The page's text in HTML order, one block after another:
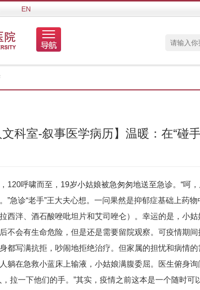
EN
文科室-叙事医学病历】温暖：在“碰
120呼啸而至，19岁小姑娘被急匆匆地送至急诊。“呵
”急诊“老手”王大夫心想。一问果然是抑郁症基础上药
西泮、酒石酸唑吡坦片和艾司唑仑）。幸运的是，小
不会有生命危险，但是还是需要留院观察。可疫情期
都写满抗拒，吵闹地拒绝治疗。但家属的担忧和病情
躺在急救小蓝床上输液，小姑娘满腹委屈。医生俯身
，拉一下他们的手。”其实，疫情之前这本是一个随时可